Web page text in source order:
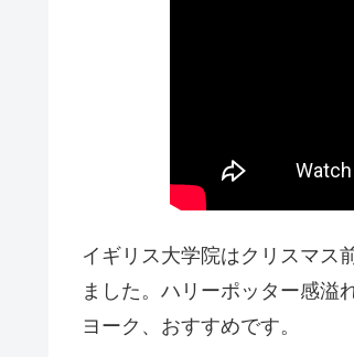
イギリス大学院はクリスマス
ました。ハリーポッター感溢
ヨーク、おすすめです。